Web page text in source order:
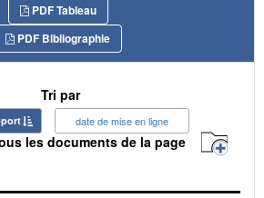
PDF Tableau
PDF Bibliographie
Tri par
date de mise en ligne
les documents de la page